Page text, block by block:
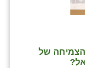
הצמיחה של